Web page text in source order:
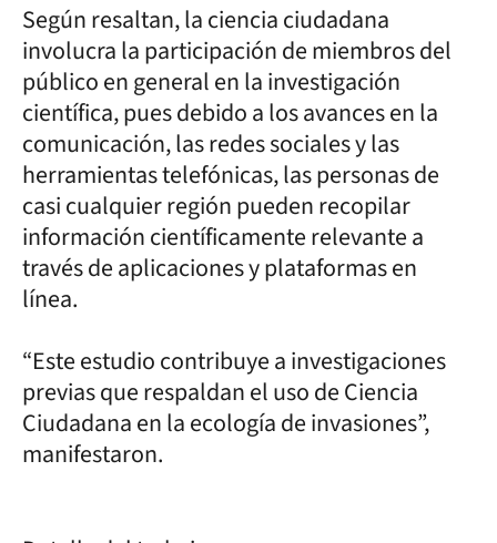
Según resaltan, la ciencia ciudadana
involucra la participación de miembros del
público en general en la investigación
científica, pues debido a los avances en la
comunicación, las redes sociales y las
herramientas telefónicas, las personas de
casi cualquier región pueden recopilar
información científicamente relevante a
través de aplicaciones y plataformas en
línea.
“Este estudio contribuye a investigaciones
previas que respaldan el uso de Ciencia
Ciudadana en la ecología de invasiones”,
manifestaron.